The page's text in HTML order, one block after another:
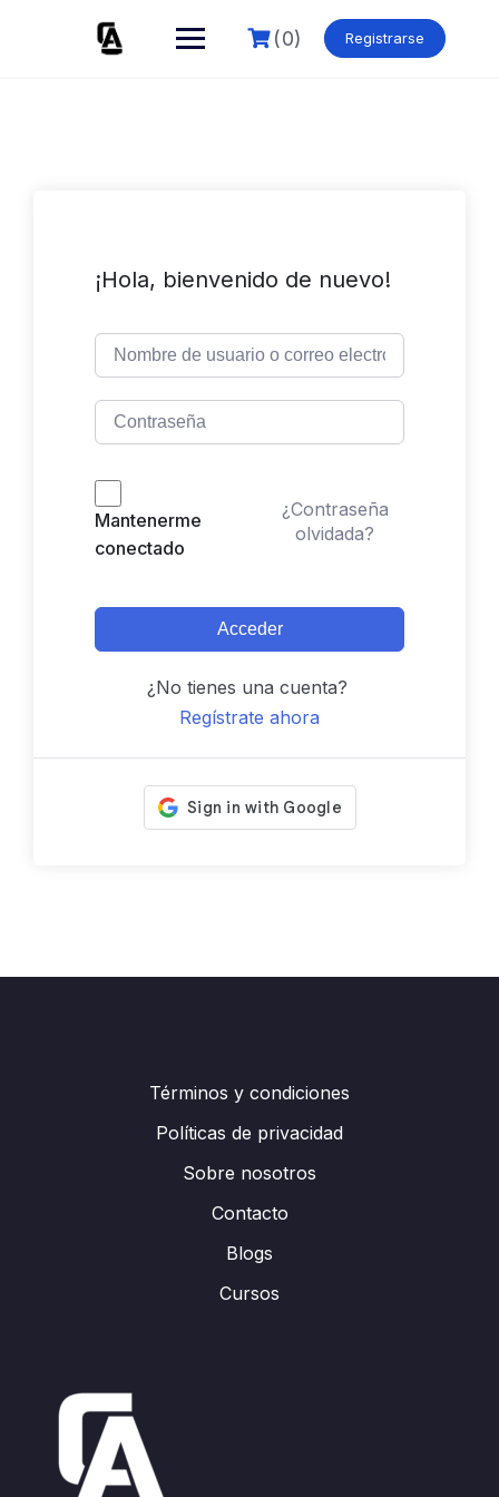
(0) Registrarse
¡Hola, bienvenido de nuevo!
Mantenerme
conectado
¿Contraseña
olvidada?
Acceder
¿No tienes una cuenta?
Regístrate ahora
Términos y condiciones
Políticas de privacidad
Sobre nosotros
Contacto
Blogs
Cursos